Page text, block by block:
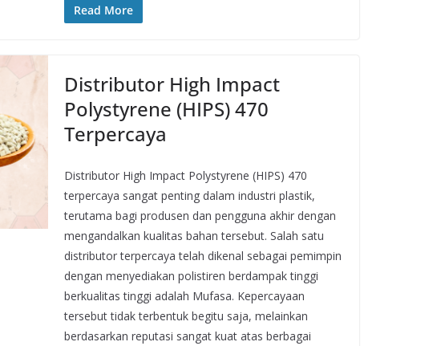
Read More
Distributor High Impact
Polystyrene (HIPS) 470
Terpercaya
Distributor High Impact Polystyrene (HIPS) 470
terpercaya sangat penting dalam industri plastik,
terutama bagi produsen dan pengguna akhir dengan
mengandalkan kualitas bahan tersebut. Salah satu
distributor terpercaya telah dikenal sebagai pemimpin
dengan menyediakan polistiren berdampak tinggi
berkualitas tinggi adalah Mufasa. Kepercayaan
tersebut tidak terbentuk begitu saja, melainkan
berdasarkan reputasi sangat kuat atas berbagai